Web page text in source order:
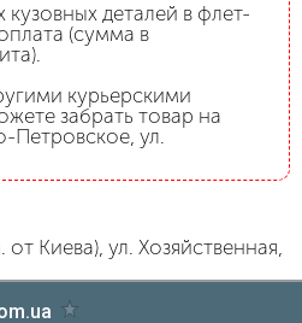
кузовных деталей в флет-
(сумма в
курьерскими
забрать товар на
Петровское, ул.
Киева), ул. Хозяйственная,